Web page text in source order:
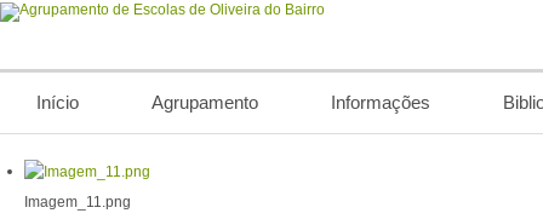
Início Agrupamento Informações
Imagem_11.png